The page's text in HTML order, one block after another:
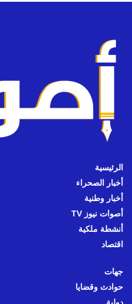
الرئيسية
أخبار الصحراء
أخبار وطنية
أصوات نيوز TV
أنشطة ملكية
اقتصاد
جهات
حوادث وقضايا
دولية